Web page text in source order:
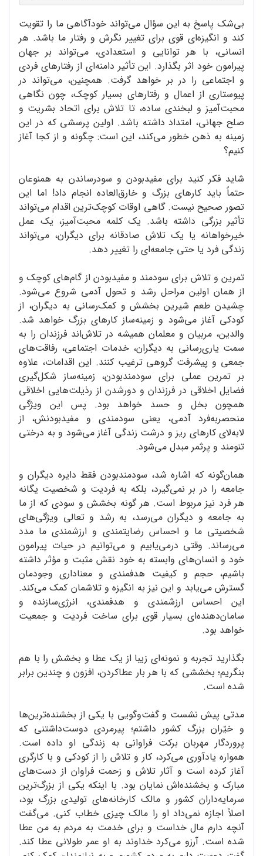
بی‌شک پاسخ به این سؤال می‌تواند خودآگاهی ما را تقویت
کند و انگیزه‌ای قوی برای تغییر نگرش و رفتار ما باشد. هر
انسانی، با هر توانایی و استعدادی، می‌تواند بر جهان
پیرامون خود اثر بگذارد. این تأثیر دامنه‌ای از رفتارهای فردی
و اجتماعی را در بر خواهد گرفت. همچنین، می‌تواند در
پیوستاری از اعمال و رفتارهای بسیار کوچک، چون نگاهی
محبت‌آمیز و لبخندی ساده، تا تلاش برای اتحاد بشریت و
صلح جهانی، امتداد داشته باشد. اولین پرسشی که در این
زمینه به ذهن خطور می‌کند، این است: چگونه و از کجا آغاز
کنیم؟
شاید فکر کنید برای مفیدبودن و سودرساندن به همنوعان
حتماً باید کارهای بزرگ و خارق‌العاده انجام داد! اما این
تصور صحیح نیست. گاهی اوقات کوچک‌ترین اقدام می‌تواند
تأثیر بزرگی داشته باشد. یک کلمه محبت‌آمیز، یک عمل
خیرخواهانه یا یک تلاش صادقانه برای دیگران، می‌تواند
زندگی فرد یا حتی جامعه‌ای را تغییر دهد.
تمرین و تلاش برای سودمند و مفیدبودن از گام‌های کوچک و
از همان اولین مراحل رشد و تحول آدمی شروع می‌شود.
چشیدن طعم شیرین بخشش و کمک‌رسانی به دیگران، از
کودکی آغاز می‌شود و زمینه‌ساز کارهای بزرگ خواهد شد.
والدین، مربیان و معلمان همیشه در تلاش‌اند فرزندان را به
سمت یاری‌رسانی به دیگران، خدمات اجتماعی، رفاقت‌های
جمعی و پیشرفت گروهی ترغیب کنند. این اقدامات، علاوه
بر تمرین عملی برای سودمندبودن، زمینه‌ساز شکل‌گیری
فضایل اخلاقی در فرزندان و دورشدن از رذیلت‌هایی اخلاقی
همچون بخل و حسد خواهد بود. پس این ویژگی
منحصربه‌فرد آدمی، یعنی سودمندی و مفیدبودنش، از
لابه‌لای کارهای ریز و درشت زندگی آغاز می‌شود و به درختی
تنومند و پرثمر مبدل می‌شود.
همان‌گونه که اشاره شد، سودمندبودن فقط دایره دیگران و
جامعه را در بر نمی‌گیرد، بلکه به فردیت و شخصیت یگانه
هر فرد نیز مربوط است. هر گونه بخشش و سودی که از ما
به جامعه و دیگران می‌رسد، به رشد و تعالی ویژگی‌های
شخصیتی ما و احساس رضایتمندی و ارزشمندی ما مدد
می‌رساند. وقتی درمی‌یابیم و می‌توانیم در حیات پیرامون
خود و انسان‌های وابسته به خود نقش مثبت و مؤثر داشته
باشیم، حجم و کیفیت هدفمندی و معناداری وجودمان
گسترش می‌یابد و این نیز به انگیزه و تلاشمان کمک می‌کند.
این احساس ارزشمندی و هدفمندی، انرژی‌سازنده و
سامان‌دهنده‌ای بسیار قوی برای ساخت فردیت و جمعیت
خواهد بود.
بگذارید تجربه و نمونه‌ای زیبا از یک عطا و بخشش را با هم
بنگریم؛ بخششی که با هر بار عطاکردن، افزون و چندین برابر
شده است.
مدتی پیش نشست و گفت‌وگویی با یکی از بخشنده‌ترین‌ها
و خیّران بزرگ کشور داشتم؛ پیرمردی دوست‌داشتنی که
پروردگار مهربان برکت فراوانی به زندگی او داده است.
همواره یادآوری می‌کرد، کار و تلاش را از کودکی و با کارگری
آغاز کرده است و آثار تلاش و زحمت فراوان از دست‌های
مبارک و بخشنده‌اش نمایان بود. با اینکه یکی از بزرگ‌ترین
سرمایه‌داران کشور و مالک کارخانه‌های تولیدی بزرگ بود،
اصلاً اجازه نمی‌داد او را مالک چیزی خطاب کنی. می‌گفت
آنچه دارم مال خداست و برای خدمت به مردم به من عطا
شده است. آرزو می‌کرد خداوند به او عمر طولانی عطا کند.